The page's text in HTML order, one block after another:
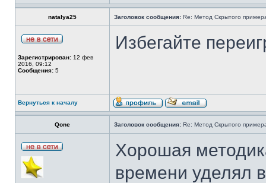
natalya25 Заголовок сообщения: Re: Метод Cкрытого
Зарегистрирован: 12 фев
2016, 09:12
Сообщения: 5
Избегайте
Вернуться к началу
Qone Заголовок сообщения: Re: Метод Cкрытого
Хорошая
времени уделял